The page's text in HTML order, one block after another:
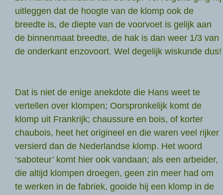
uitleggen dat de hoogte van de klomp ook de
breedte is, de diepte van de voorvoet is gelijk aan
de binnenmaat breedte, de hak is dan weer 1/3 van
de onderkant enzovoort. Wel degelijk wiskunde dus!
Dat is niet de enige anekdote die Hans weet te
vertellen over klompen; Oorspronkelijk komt de
klomp uit Frankrijk; chaussure en bois, of korter
chaubois, heet het origineel en die waren veel rijker
versierd dan de Nederlandse klomp. Het woord
‘saboteur’ komt hier ook vandaan; als een arbeider,
die altijd klompen droegen, geen zin meer had om
te werken in de fabriek, gooide hij een klomp in de